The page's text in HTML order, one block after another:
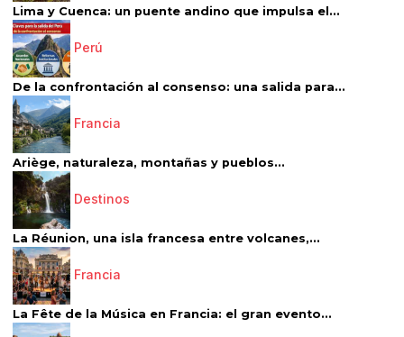
Lima y Cuenca: un puente andino que impulsa el...
Perú
De la confrontación al consenso: una salida para...
Francia
Ariège, naturaleza, montañas y pueblos...
Destinos
La Réunion, una isla francesa entre volcanes,...
Francia
La Fête de la Música en Francia: el gran evento...